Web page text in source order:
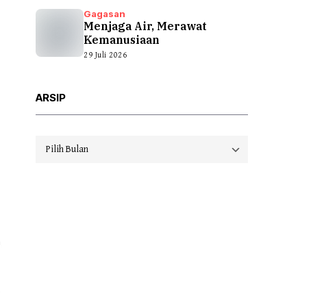
Gagasan
Menjaga Air, Merawat
Kemanusiaan
29 Juli 2026
ARSIP
Arsip